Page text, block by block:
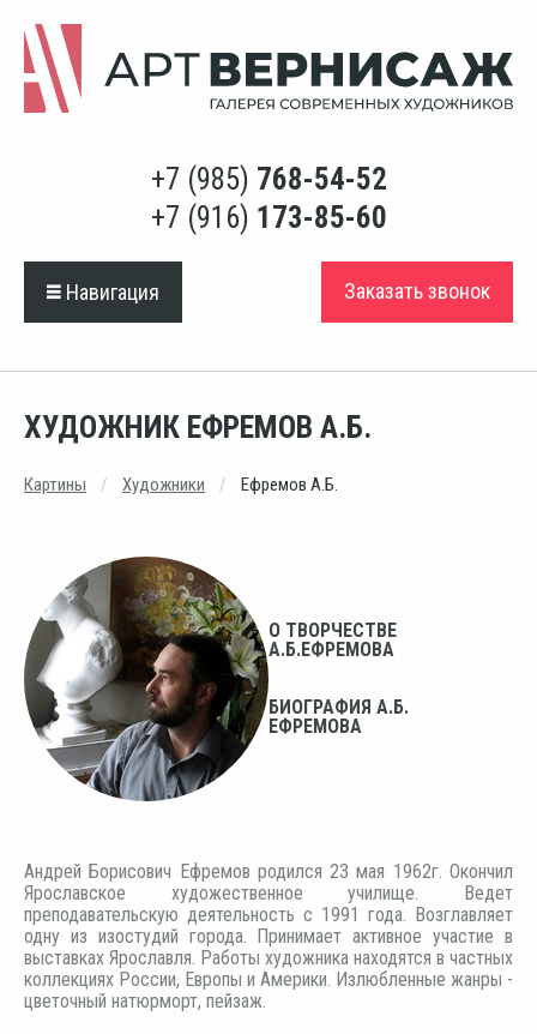
+7 (985) 768-54-52
+7 (916) 173-85-60
Навигация Заказать звонок
ХУДОЖНИК ЕФРЕМОВ А.Б.
Картины Художники Ефремов А.Б.
О ТВОРЧЕСТВЕ
А.Б.ЕФРЕМОВА
БИОГРАФИЯ А.Б.
ЕФРЕМОВА
Андрей Борисович Ефремов родился 23 мая 1962г. Окончил
Ярославское художественное училище. Ведет
преподавательскую деятельность c 1991 года. Возглавляет
одну из изостудий города. Принимает активное участие в
выставках Ярославля. Работы художника находятся в частных
коллекциях России, Европы и Америки. Излюбленные жанры -
цветочный натюрморт, пейзаж.